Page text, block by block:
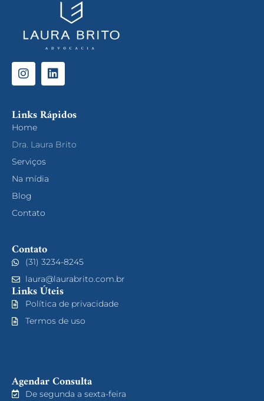
Links Rápidos
Home
Dra. Laura Brito
Serviços
Na mídia
Blog
Contato
Contato
(31) 3234-8245
laura@laurabrito.com.br
Links Úteis
Política de privacidade
Termos de uso
Agendar Consulta
De segunda a sexta-feira